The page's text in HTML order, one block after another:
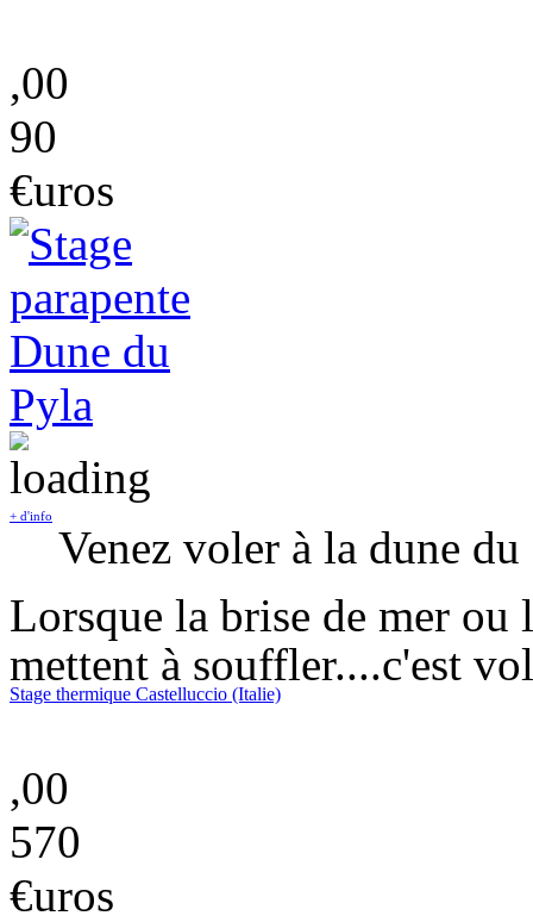
,00
90
€uros
+ d'info
Venez voler à la dune
Lorsque la brise de mer ou
mettent à souffler....c'est
Stage thermique Castelluccio (Italie)
,00
570
€uros